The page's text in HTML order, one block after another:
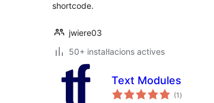
shortcode.
jwiere03
50+ instal·lacions actives
Text Modules
(1totals
)